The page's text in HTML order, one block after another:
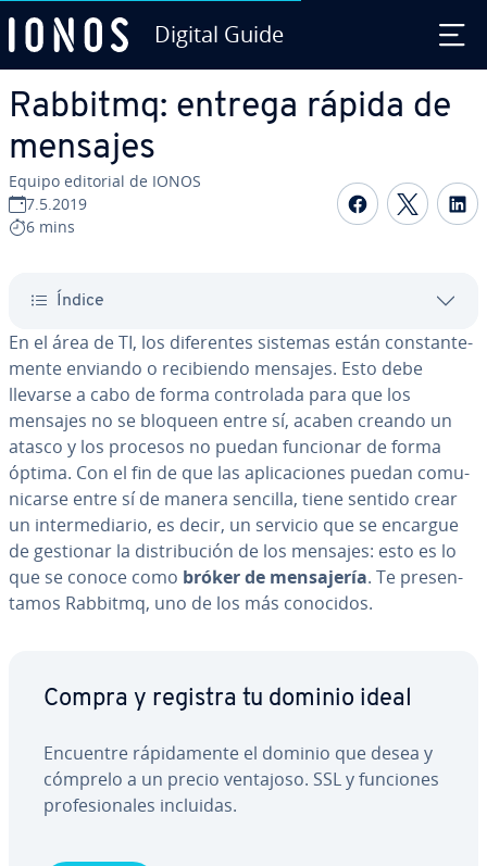
Digital Guide
Rabbitmq: entrega rápida de
mensajes
Equipo editorial de IONOS
7.5.2019
6 mins
Compartir
Índice
En el área de TI, los di­fe­re­n­tes sistemas están co­n­s­ta­n­te­
me­n­te enviando o re­ci­bie­n­do mensajes. Esto debe
llevarse a cabo de forma co­n­tro­la­da para que los
mensajes no se bloqueen entre sí, acaben creando un
atasco y los procesos no puedan funcionar de forma
óptima. Con el fin de que las apli­ca­cio­nes puedan co­mu­
ni­car­se entre sí de manera sencilla, tiene sentido crear
un in­te­r­me­dia­rio, es decir, un servicio que se encargue
de gestionar la di­s­tri­bu­ción de los mensajes: esto es lo
que se conoce como bróker de me­n­sa­je­ría. Te pre­se­n­
ta­mos Rabbitmq, uno de los más conocidos.
Compra y registra tu dominio ideal
Encuentre rá­pi­da­me­n­te el dominio que desea y
cómprelo a un precio ventajoso. SSL y funciones
pro­fe­sio­na­les incluidas.